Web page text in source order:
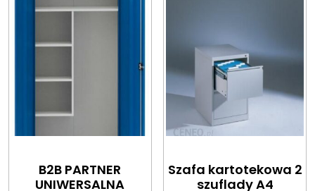
B2B PARTNER
UNIWERSALNA
Szafa kartotekowa 2
szuflady A4